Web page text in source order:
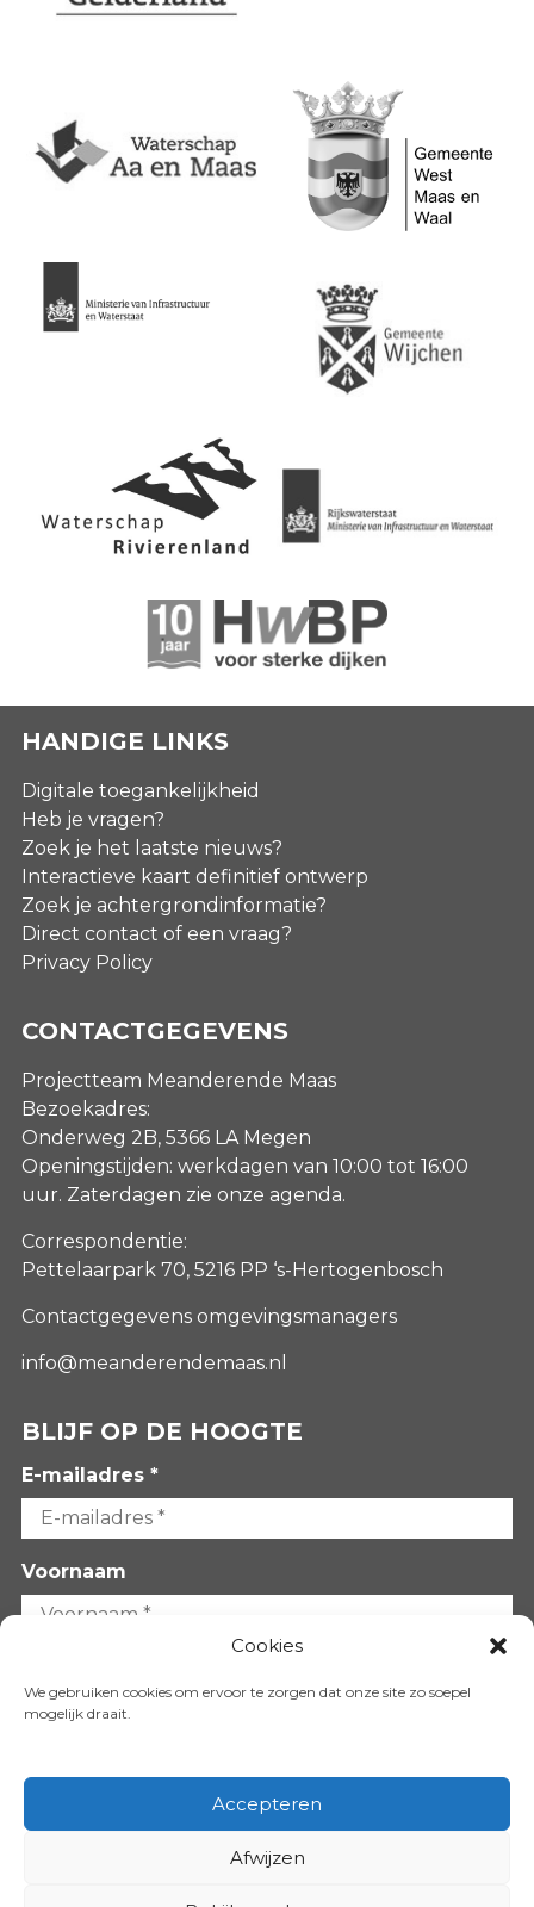
Cookies
We gebruiken cookies om ervoor te zorgen dat onze site zo soepel
mogelijk draait.
Accepteren
Afwijzen
HANDIGE LINKS
Digitale toegankelijkheid
Heb je vragen?
Zoek je het laatste nieuws?
Interactieve kaart definitief ontwerp
Zoek je achtergrondinformatie?
Direct contact of een vraag?
Privacy Policy
CONTACTGEGEVENS
Projectteam Meanderende Maas
Bezoekadres:
Onderweg 2B, 5366 LA Megen
Openingstijden: werkdagen van 10:00 tot 16:00
uur. Zaterdagen zie onze agenda.
Correspondentie:
Pettelaarpark 70, 5216 PP ‘s-Hertogenbosch
Contactgegevens omgevingsmanagers
info@meanderendemaas.nl
BLIJF OP DE HOOGTE
E-mailadres *
Voornaam
VOLG ONS OP: